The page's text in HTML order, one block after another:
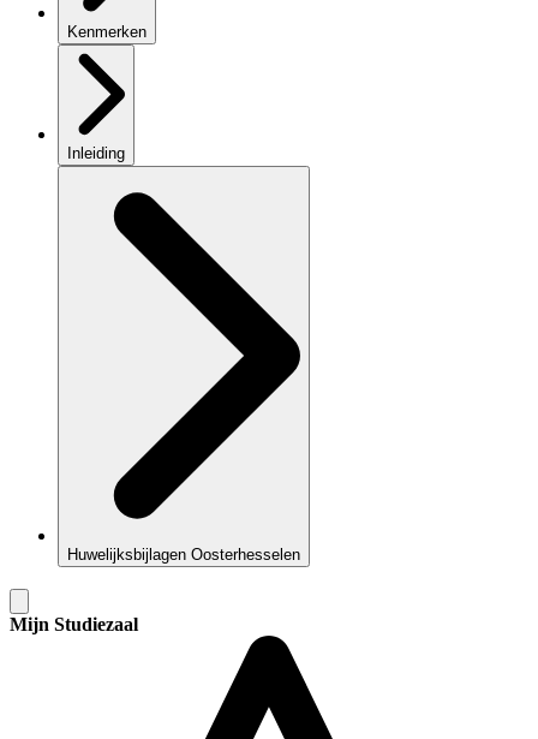
Kenmerken
Inleiding
Huwelijksbijlagen Oosterhesselen
Mijn Studiezaal